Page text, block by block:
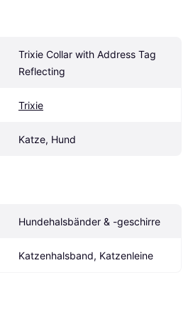
Trixie Collar with Address Tag
Reflecting
Trixie
Katze, Hund
Hundehalsbänder & -geschirre
Katzenhalsband, Katzenleine